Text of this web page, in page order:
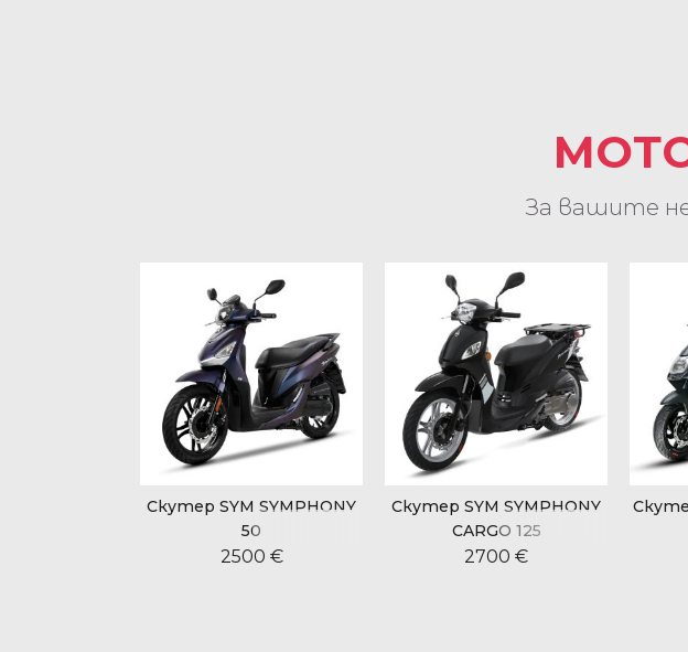
За вашите
Скутер SYM SYMPHONY
50
2500 €
Скутер SYM SYMPHONY
CARGO 125
2700 €